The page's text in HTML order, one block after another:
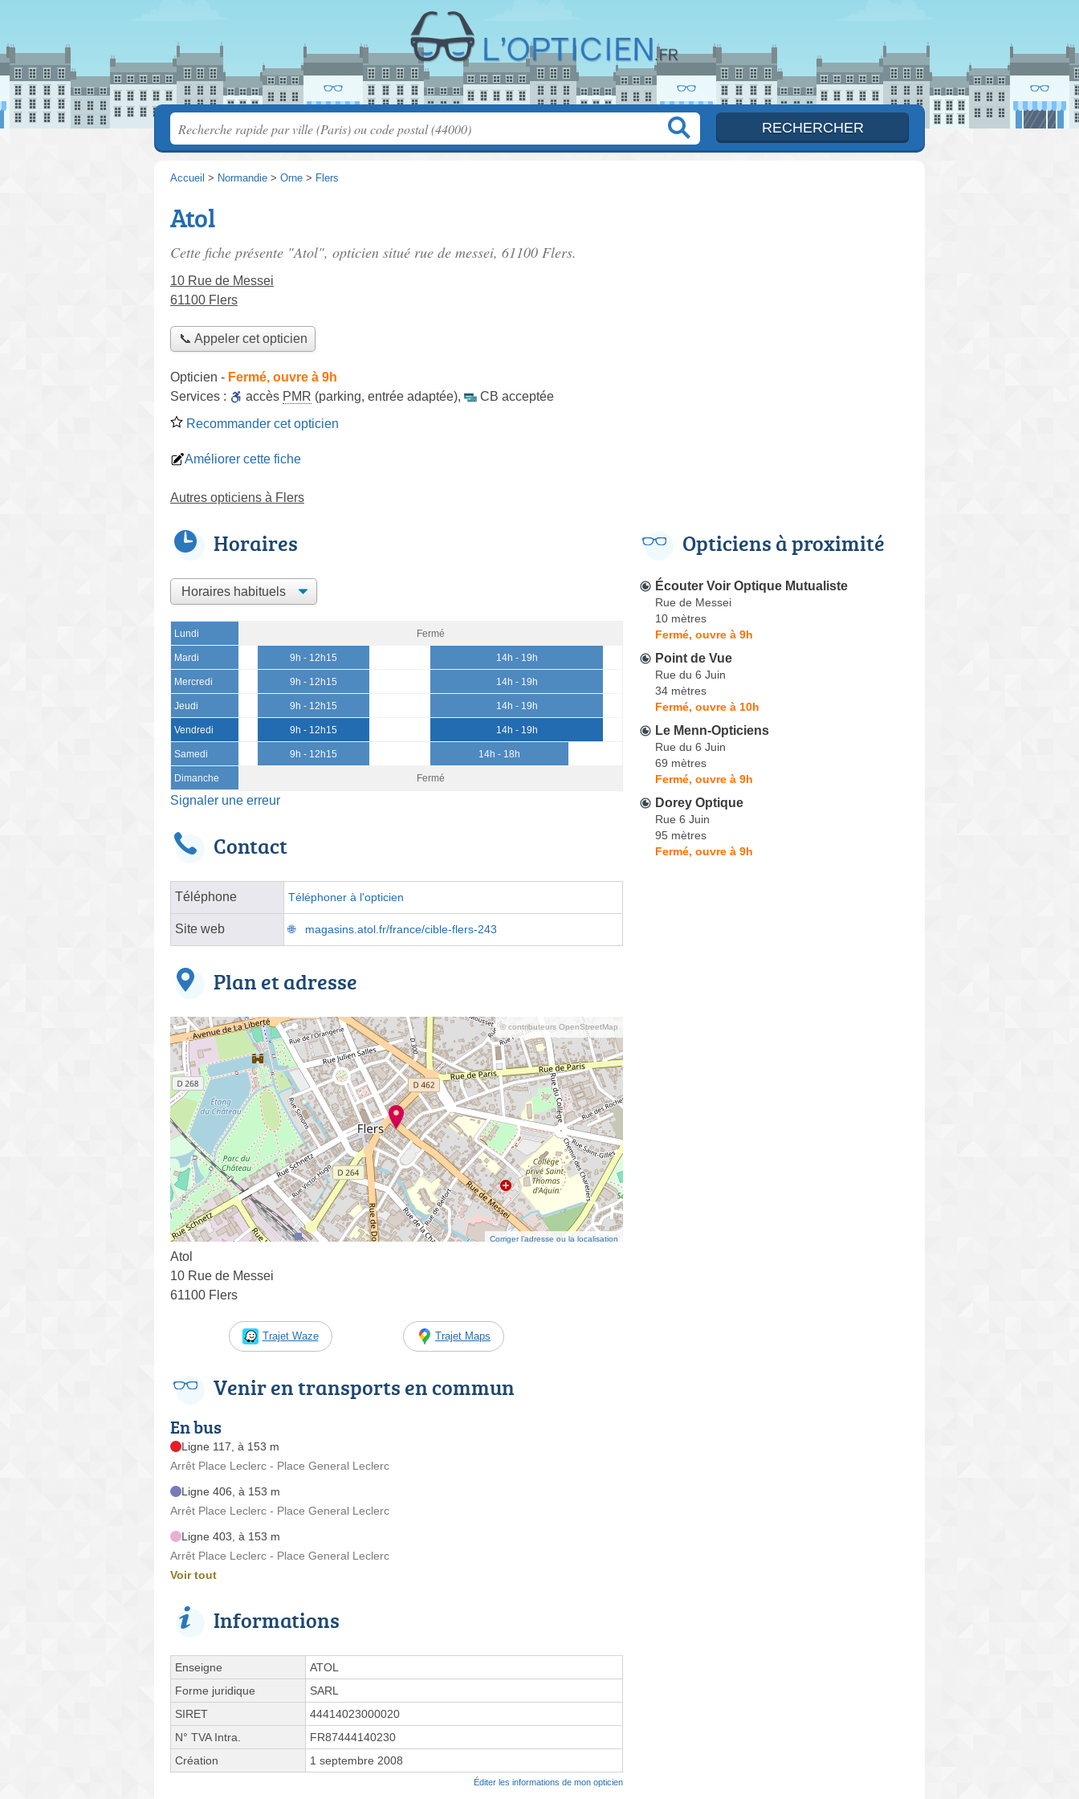
Accueil > Normandie > Orne > Flers
Atol
Cette fiche présente "Atol", opticien situé rue de messei, 61100 Flers.
10 Rue de Messei
61100 Flers
📞 Appeler cet opticien
Opticien - Fermé, ouvre à 9h
Services :
accès PMR (parking, entrée adaptée),
CB acceptée
Recommander cet opticien
Améliorer cette fiche
Autres opticiens à Flers
Horaires
Lundi Fermé
Mardi 9h - 12h15 14h - 19h
Mercredi 9h - 12h15 14h - 19h
Jeudi 9h - 12h15 14h - 19h
Vendredi 9h - 12h15 14h - 19h
Samedi 9h - 12h15 14h - 18h
Dimanche Fermé
Signaler une erreur
Contact
Téléphone Téléphoner à l'opticien
Site web magasins.atol.fr/france/cible-flers-243
Plan et adresse
© contributeurs OpenStreetMap
Corriger l’adresse ou la localisation
Atol
10 Rue de Messei
61100 Flers
Trajet Waze Trajet Maps
Venir en transports en commun
En bus
Ligne 117, à 153 m
Arrêt Place Leclerc - Place General Leclerc
Ligne 406, à 153 m
Arrêt Place Leclerc - Place General Leclerc
Ligne 403, à 153 m
Arrêt Place Leclerc - Place General Leclerc
Voir tout
Informations
Enseigne
ATOL
Forme juridique
SARL
SIRET
44414023000020
N° TVA Intra.
FR87444140230
Création
1 septembre 2008
Éditer les informations de mon opticien
Opticiens à proximité
Écouter Voir Optique Mutualiste
Rue de Messei
10 mètres
Fermé, ouvre à 9h
Point de Vue
Rue du 6 Juin
34 mètres
Fermé, ouvre à 10h
Le Menn-Opticiens
Rue du 6 Juin
69 mètres
Fermé, ouvre à 9h
Dorey Optique
Rue 6 Juin
95 mètres
Fermé, ouvre à 9h